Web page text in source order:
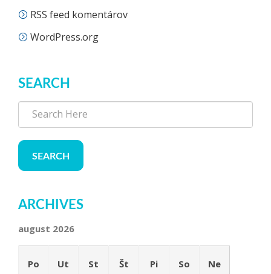
RSS feed komentárov
WordPress.org
SEARCH
SEARCH
ARCHIVES
august 2026
Po Ut St Št Pi So Ne